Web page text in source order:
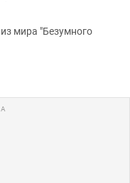
мира "Безумного